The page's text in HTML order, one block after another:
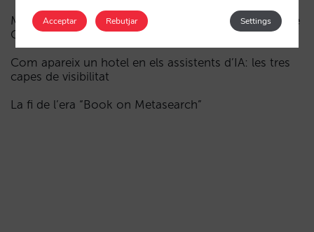
Madrid davant la Fórmula 1: aprenentatges del GP de
Catalunya i del GP de Ciutat de Mèxic per als hotels
Com apareix un hotel en els assistents d’IA: les tres
capes de visibilitat
La fi de l’era “Book on Metasearch”
Acceptar Settings
Rebutjar